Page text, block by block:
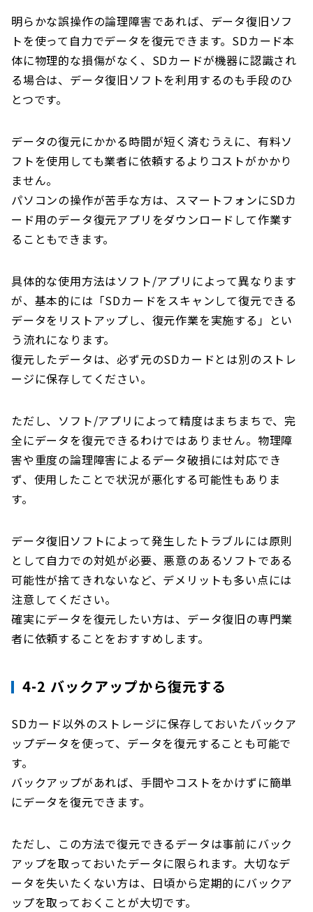
明らかな誤操作の論理障害であれば、データ復旧ソフ
トを使って自力でデータを復元できます。SDカード本
体に物理的な損傷がなく、SDカードが機器に認識され
る場合は、データ復旧ソフトを利用するのも手段のひ
とつです。
データの復元にかかる時間が短く済むうえに、有料ソ
フトを使用しても業者に依頼するよりコストがかかり
ません。
パソコンの操作が苦手な方は、スマートフォンにSDカ
ード用のデータ復元アプリをダウンロードして作業す
ることもできます。
具体的な使用方法はソフト/アプリによって異なります
が、基本的には「SDカードをスキャンして復元できる
データをリストアップし、復元作業を実施する」とい
う流れになります。
復元したデータは、必ず元のSDカードとは別のストレ
ージに保存してください。
ただし、ソフト/アプリによって精度はまちまちで、完
全にデータを復元できるわけではありません。物理障
害や重度の論理障害によるデータ破損には対応でき
ず、使用したことで状況が悪化する可能性もありま
す。
データ復旧ソフトによって発生したトラブルには原則
として自力での対処が必要、悪意のあるソフトである
可能性が捨てきれないなど、デメリットも多い点には
注意してください。
確実にデータを復元したい方は、データ復旧の専門業
者に依頼することをおすすめします。
4-2 バックアップから復元する
SDカード以外のストレージに保存しておいたバックア
ップデータを使って、データを復元することも可能で
す。
バックアップがあれば、手間やコストをかけずに簡単
にデータを復元できます。
ただし、この方法で復元できるデータは事前にバック
アップを取っておいたデータに限られます。大切なデ
ータを失いたくない方は、日頃から定期的にバックア
ップを取っておくことが大切です。